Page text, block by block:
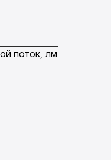
поток, лм